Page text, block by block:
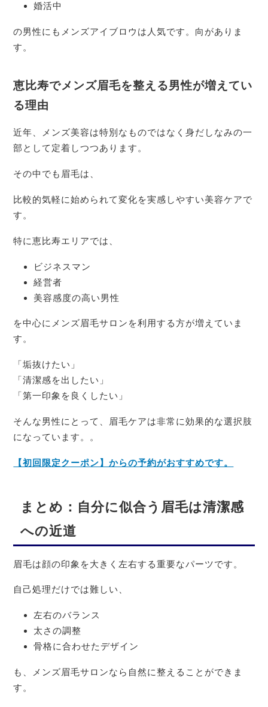
婚活中
の男性にもメンズアイブロウは人気です。向がありま
す。
恵比寿でメンズ眉毛を整える男性が増えてい
る理由
近年、メンズ美容は特別なものではなく身だしなみの一
部として定着しつつあります。
その中でも眉毛は、
比較的気軽に始められて変化を実感しやすい美容ケアで
す。
特に恵比寿エリアでは、
ビジネスマン
経営者
美容感度の高い男性
を中心にメンズ眉毛サロンを利用する方が増えていま
す。
「垢抜けたい」
「清潔感を出したい」
「第一印象を良くしたい」
そんな男性にとって、眉毛ケアは非常に効果的な選択肢
になっています。。
【初回限定クーポン】からの予約がおすすめです。
まとめ：自分に似合う眉毛は清潔感
への近道
眉毛は顔の印象を大きく左右する重要なパーツです。
自己処理だけでは難しい、
左右のバランス
太さの調整
骨格に合わせたデザイン
も、メンズ眉毛サロンなら自然に整えることができま
す。